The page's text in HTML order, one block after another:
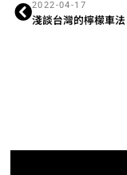
2022-04-17
淺談台灣的檸檬車法